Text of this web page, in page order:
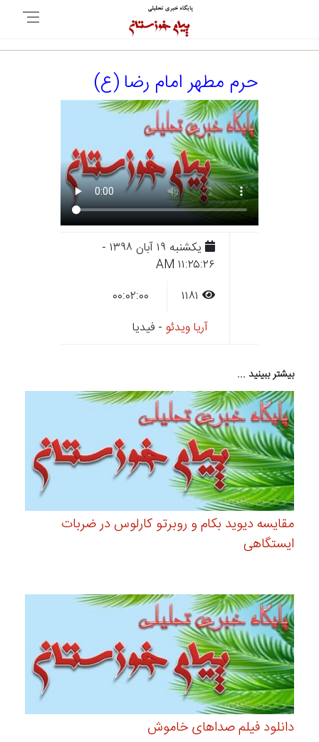
حرم مطهر امام رضا (ع)
يکشنبه ۱۹ آبان ۱۳۹۸ -
۱۱:۲۵:۲۶ AM
آریا ویدئو - فیدیا
بیشتر ببینید ...
مقایسه دیوید بکام و روبرتو کارلوس در ضربات
ایستگاهی
دانلود فیلم صدا‌های خاموش